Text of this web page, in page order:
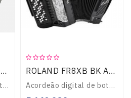
ROLAND FR4XB BK ACORDEÃO DIGITAL
Acordeão digital, 92 botões,120 baixos, fonte sonora do topo de gama FR8X, 100 sons de acordeão, 162 de orquestra e 32 de órgão, 3 stes de bateria, efeitos, gra..
ROLAND FR8XB BK ACORDEÃO DIGITAL
Acordeão digital de botões. 92 botões sensitivos e com aftertouch na mão direita, 120 baixos sensitivos na mão esquerda, com modo Standard, Free Bass, Orch. Bas..